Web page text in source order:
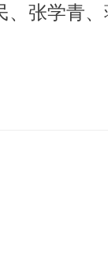
张学青